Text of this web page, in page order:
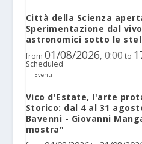
Città della Scienza
Sperimentazione dal
astronomici sotto le
from 01/08/2026, 0:00 to
Scheduled
Eventi
Vico d'Estate, l'arte
Storico: dal 4 al 31
Bavenni - Giovanni
mostra"